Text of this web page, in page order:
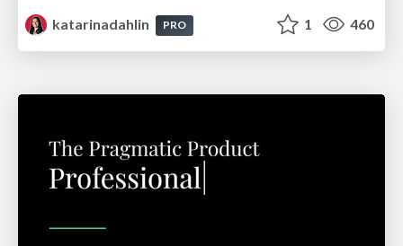
katarinadahlin
PRO 1 460